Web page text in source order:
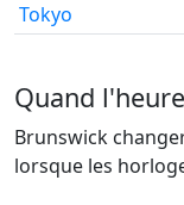
Tokyo
Quand
Brunswick
lorsque les